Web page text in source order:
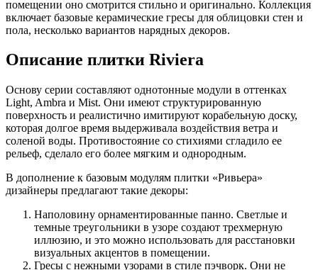
помещении оно смотрится стильно и оригинально. Коллекция
включает базовые керамические гресы для облицовки стен и
пола, несколько вариантов нарядных декоров.
Описание плитки Riviera
Основу серии составляют однотонные модули в оттенках
Light, Ambra и Mist. Они имеют структурированную
поверхность и реалистично имитируют корабельную доску,
которая долгое время выдерживала воздействия ветра и
соленой воды. Противостояние со стихиями сгладило ее
рельеф, сделало его более мягким и однородным.
В дополнение к базовым модулям плитки «Ривьера»
дизайнеры предлагают такие декоры:
Наполовину орнаментированные панно. Светлые и
темные треугольники в узоре создают трехмерную
иллюзию, и это можно использовать для расстановки
визуальных акцентов в помещении.
Гресы с нежными узорами в стиле пэчворк. Они не